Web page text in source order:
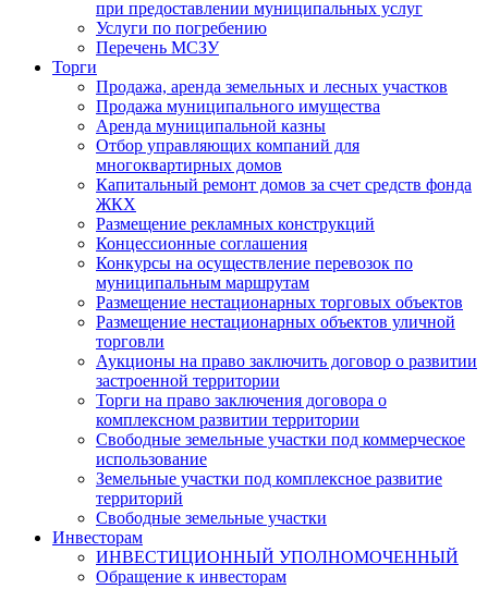
при предоставлении муниципальных услуг
Услуги по погребению
Перечень МСЗУ
Торги
Продажа, аренда земельных и лесных участков
Продажа муниципального имущества
Аренда муниципальной казны
Отбор управляющих компаний для
многоквартирных домов
Капитальный ремонт домов за счет средств фонда
ЖКХ
Размещение рекламных конструкций
Концессионные соглашения
Конкурсы на осуществление перевозок по
муниципальным маршрутам
Размещение нестационарных торговых объектов
Размещение нестационарных объектов уличной
торговли
Аукционы на право заключить договор о развитии
застроенной территории
Торги на право заключения договора о
комплексном развитии территории
Свободные земельные участки под коммерческое
использование
Земельные участки под комплексное развитие
территорий
Свободные земельные участки
Инвесторам
ИНВЕСТИЦИОННЫЙ УПОЛНОМОЧЕННЫЙ
Обращение к инвесторам